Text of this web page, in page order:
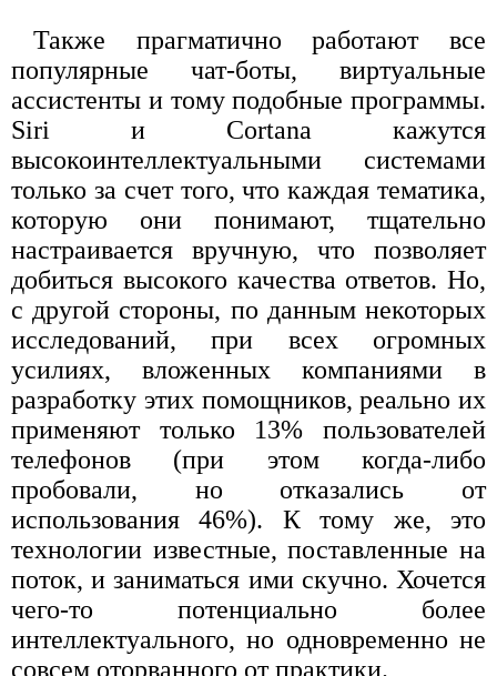
Также прагматично работают все
популярные чат-боты, виртуальные
ассистенты и тому подобные программы.
Siri и Cortana кажутся
высокоинтеллектуальными системами
только за счет того, что каждая тематика,
которую они понимают, тщательно
настраивается вручную, что позволяет
добиться высокого качества ответов. Но,
с другой стороны, по данным некоторых
исследований, при всех огромных
усилиях, вложенных компаниями в
разработку этих помощников, реально их
применяют только 13% пользователей
телефонов (при этом когда-либо
пробовали, но отказались от
использования 46%). К тому же, это
технологии известные, поставленные на
поток, и заниматься ими скучно. Хочется
чего-то потенциально более
интеллектуального, но одновременно не
совсем оторванного от практики.